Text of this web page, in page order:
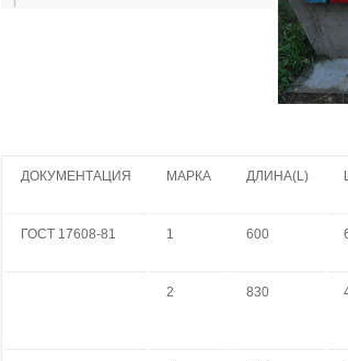
ДОКУМЕНТАЦИЯ МАРКА ДЛИНА(L)
ГОСТ 17608-81 1 600
2 830